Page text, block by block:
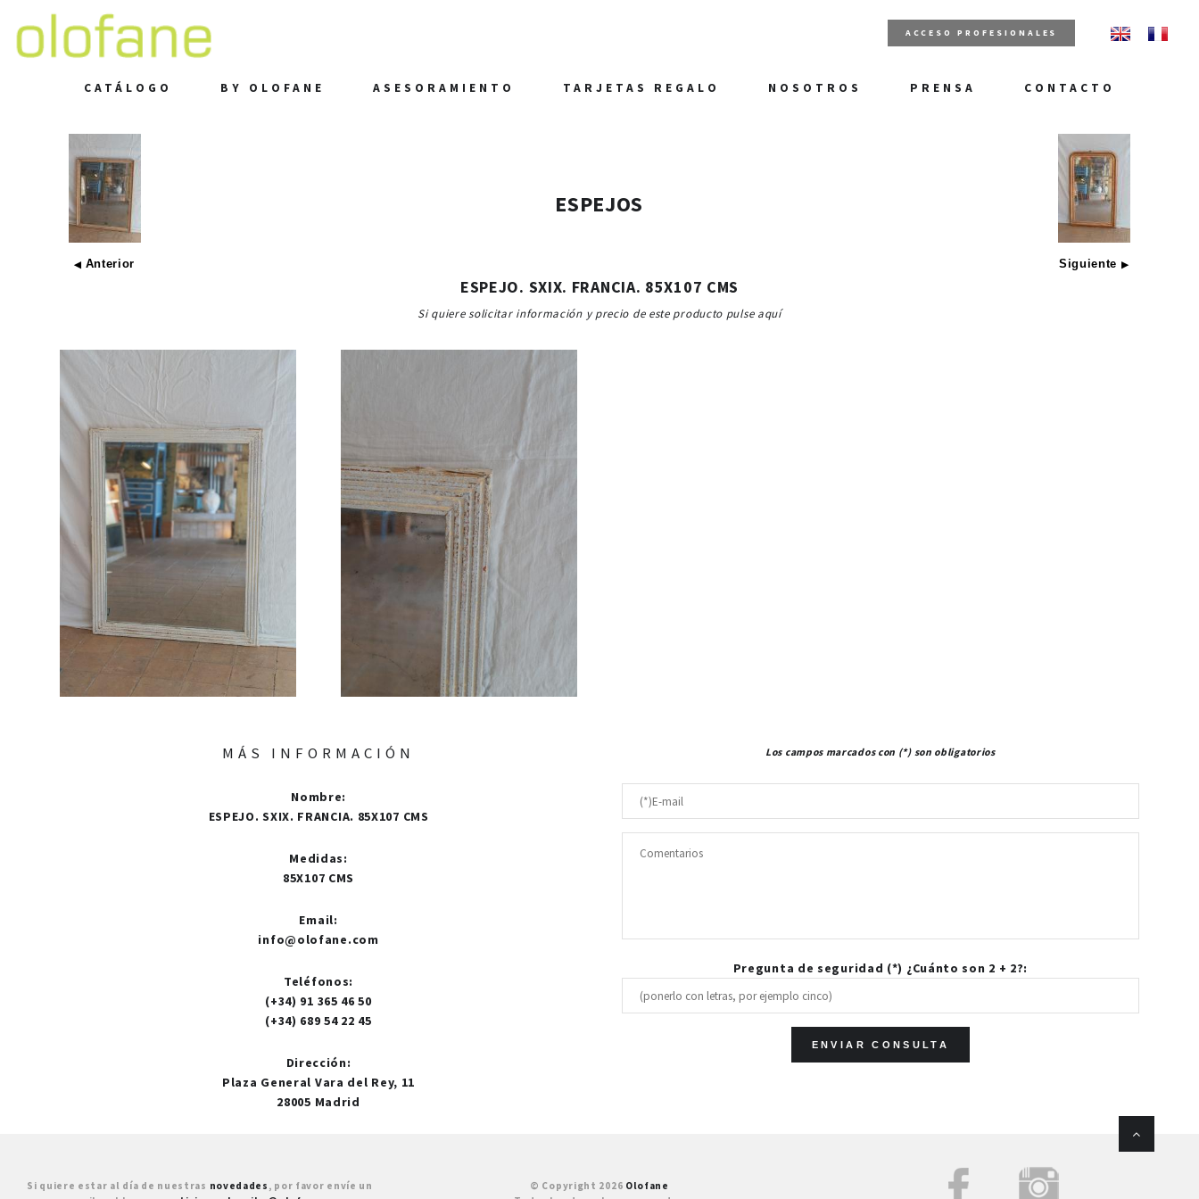
ACCESO PROFESIONALES
CATÁLOGO BY OLOFANE ASESORAMIENTO TARJETAS REGALO NOSOTROS PRENSA CONTACTO
◀ Anterior
ESPEJOS
Siguiente ▶
ESPEJO. SXIX. FRANCIA. 85X107 CMS
Si quiere solicitar información y precio de este producto pulse aquí
MÁS INFORMACIÓN
Nombre:
ESPEJO. SXIX. FRANCIA. 85X107 CMS
Medidas:
85X107 CMS
Email:
info@olofane.com
Teléfonos:
(+34) 91 365 46 50
(+34) 689 54 22 45
Dirección:
Plaza General Vara del Rey, 11
28005 Madrid
Los campos marcados con (*) son obligatorios
Pregunta de seguridad (*) ¿Cuánto son 2 + 2?:
Si quiere estar al día de nuestras novedades , por favor envíe un
© Copyright 2026 Olofane